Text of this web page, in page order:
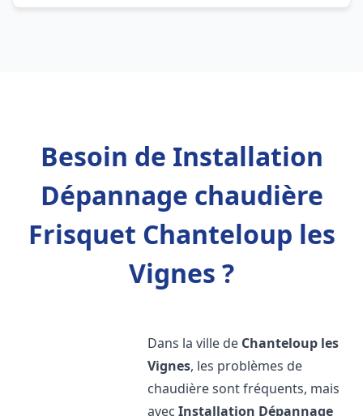
Besoin de Installation
Dépannage chaudière
Frisquet Chanteloup les
Vignes ?
Dans la ville de Chanteloup les
Vignes, les problèmes de
chaudière sont fréquents, mais
avecInstallation Dépannage